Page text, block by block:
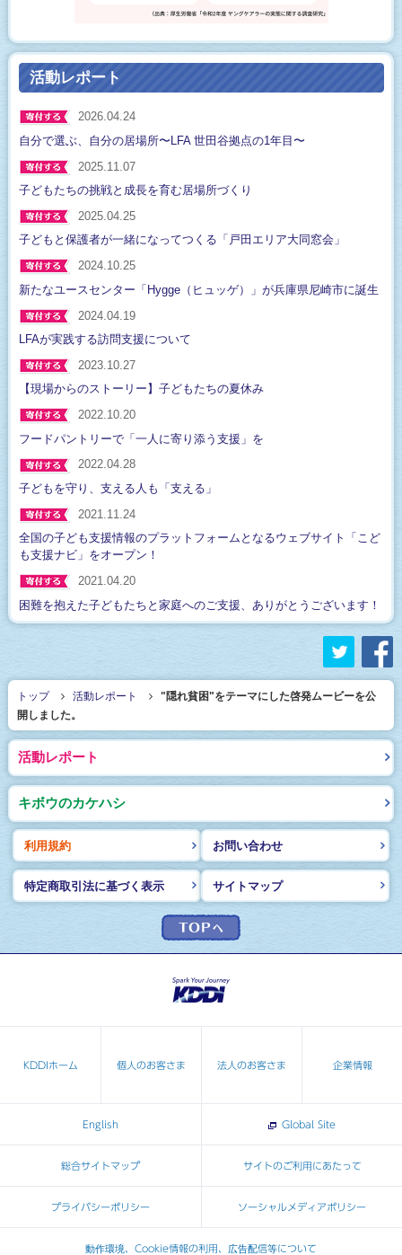
活動レポート
2026.04.24
自分で選ぶ、自分の居場所〜LFA 世田谷拠点の1年目〜
2025.11.07
子どもたちの挑戦と成長を育む居場所づくり
2025.04.25
子どもと保護者が一緒になってつくる「戸田エリア大同窓会」
2024.10.25
新たなユースセンター「Hygge（ヒュッゲ）」が兵庫県尼崎市に誕生
2024.04.19
LFAが実践する訪問支援について
2023.10.27
【現場からのストーリー】子どもたちの夏休み
2022.10.20
フードパントリーで「一人に寄り添う支援」を
2022.04.28
子どもを守り、支える人も「支える」
2021.11.24
全国の子ども支援情報のプラットフォームとなるウェブサイト「こど
も支援ナビ」をオープン！
2021.04.20
困難を抱えた子どもたちと家庭へのご支援、ありがとうございます！
twitter
トップ 活動レポート
"隠れ貧困"をテーマにした啓発ムービーを公
開しました。
活動レポート
キボウのカケハシ
利用規約 お問い合わせ
特定商取引法に基づく表示 サイトマップ
KDDIホーム 個人のお客さま 法人のお客さま 企業情報
English Global Site
総合サイトマップ サイトのご利用にあたって
プライバシーポリシー ソーシャルメディアポリシー
動作環境、Cookie情報の利用、広告配信等について